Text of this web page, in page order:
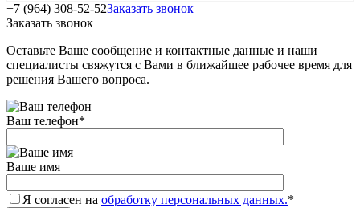
+7 (964) 308-52-52Заказать звонок
Заказать звонок
Оставьте Ваше сообщение и контактные данные и наши
специалисты свяжутся с Вами в ближайшее рабочее время для
решения Вашего вопроса.
Ваш телефон*
Ваше имя
Я согласен на обработку персональных данных.*